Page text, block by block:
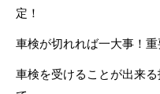
定！
車検が切れれば一大事！
車検を受けることが出来